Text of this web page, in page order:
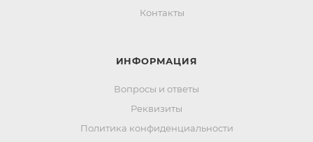
Контакты
ИНФОРМАЦИЯ
Вопросы и ответы
Реквизиты
Политика конфиденциальности